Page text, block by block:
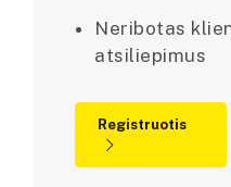
Neribotas
atsiliepimus
Registruotis